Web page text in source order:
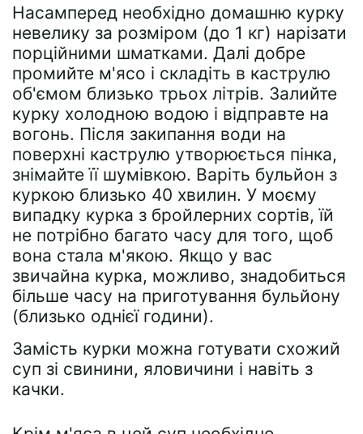
Насамперед необхідно домашню курку
невелику за розміром (до 1 кг) нарізати
порційними шматками. Далі добре
промийте м'ясо і складіть в каструлю
об'ємом близько трьох літрів. Залийте
курку холодною водою і відправте на
вогонь. Після закипання води на
поверхні каструлю утворюється пінка,
знімайте її шумівкою. Варіть бульйон з
куркою близько 40 хвилин. У моєму
випадку курка з бройлерних сортів, їй
не потрібно багато часу для того, щоб
вона стала м'якою. Якщо у вас
звичайна курка, можливо, знадобиться
більше часу на приготування бульйону
(близько однієї години).
Замість курки можна готувати схожий
суп зі свинини, яловичини і навіть з
качки.